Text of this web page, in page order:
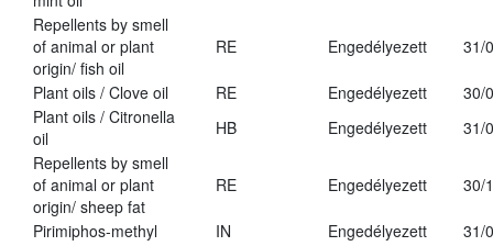
Repellents by smell
of animal or plant
origin/ fish oil
RE Engedélyezett 31/
Plant oils / Clove oil RE Engedélyezett
30/
Plant oils / Citronella
oil
HB Engedélyezett
31/
Repellents by smell
of animal or plant
origin/ sheep fat
RE Engedélyezett 30/
Pirimiphos-methyl IN Engedélyezett
31/